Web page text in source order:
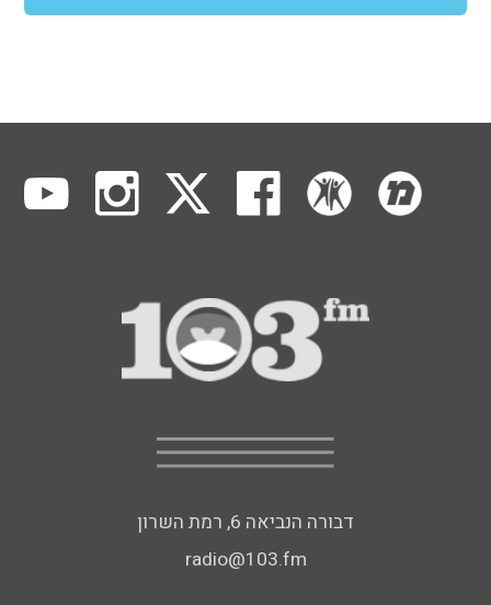
דבורה הנביאה 6, רמת השרון
radio@103.fm